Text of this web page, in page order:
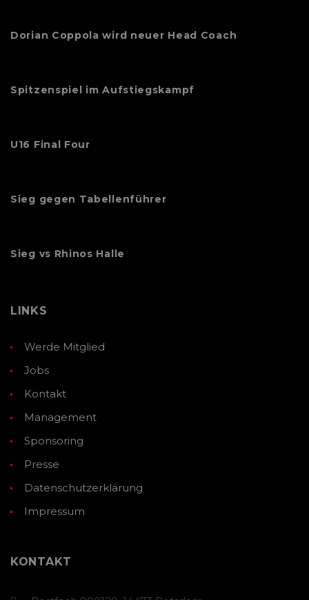
Dorian Coppola wird neuer Head Coach
Spitzenspiel im Aufstiegskampf
U16 Final Four
Sieg gegen Tabellenführer
Sieg vs Rhinos Halle
LINKS
Werde Mitglied
Jobs
Kontakt
Management
Sponsoring
Presse
Datenschutzerklärung
Impressum
KONTAKT